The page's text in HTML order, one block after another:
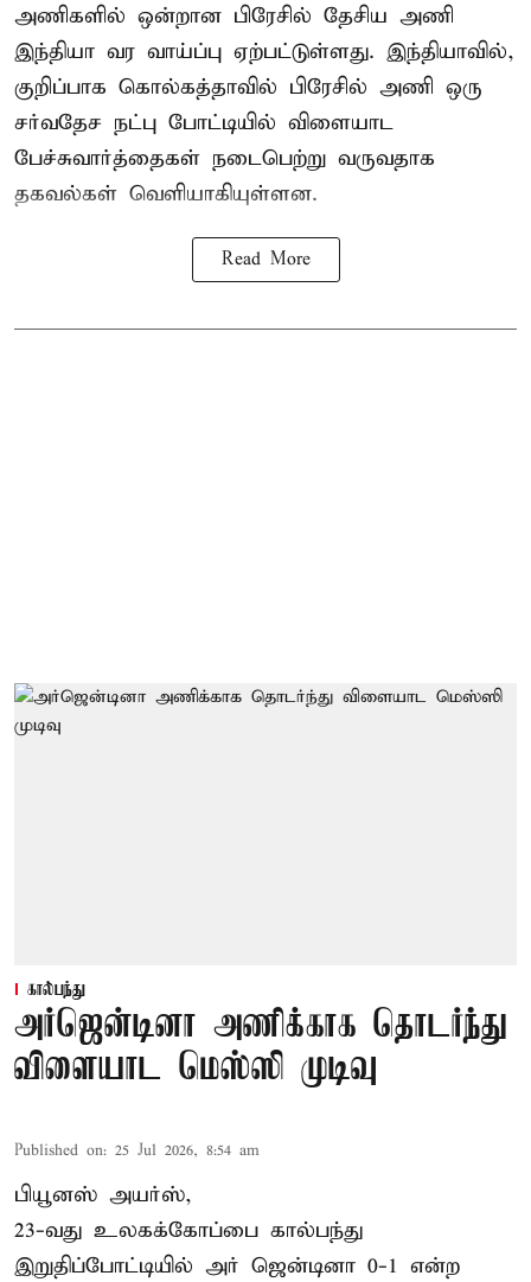
அணிகளில் ஒன்றான பிரேசில் தேசிய அணி
இந்தியா வர வாய்ப்பு ஏற்பட்டுள்ளது. இந்தியாவில்,
குறிப்பாக கொல்கத்தாவில் பிரேசில் அணி ஒரு
சர்வதேச நட்பு போட்டியில் விளையாட
பேச்சுவார்த்தைகள் நடைபெற்று வருவதாக
தகவல்கள் வெளியாகியுள்ளன.
Read More
கால்பந்து
அர்ஜென்டினா அணிக்காக தொடர்ந்து
விளையாட மெஸ்ஸி முடிவு
Published on: 25 Jul 2026, 8:54 am
பியூனஸ் அயர்ஸ்,
23-வது உலகக்கோப்பை கால்பந்து
இறுதிப்போட்டியில் அர் ஜென்டினா 0-1 என்ற